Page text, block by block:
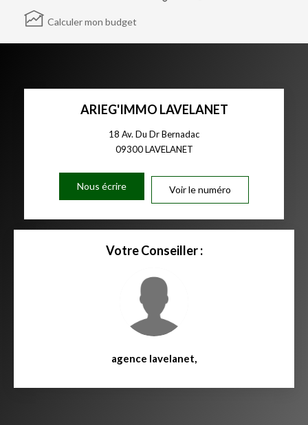
Calculer mon budget
ARIEG'IMMO LAVELANET
18 Av. Du Dr Bernadac
09300LAVELANET
Nous écrire Voir le numéro
Votre Conseiller :
agence lavelanet,